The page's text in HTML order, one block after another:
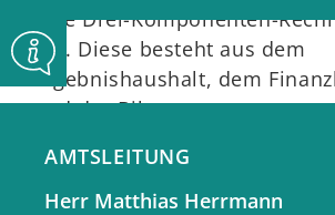
eine Drei-Komponenten-
auf. Diese besteht aus dem
Ergebnishaushalt, dem
und der Bilanz.
Unsere
AMTSLEITUNG
Herr Matthias Herrmann